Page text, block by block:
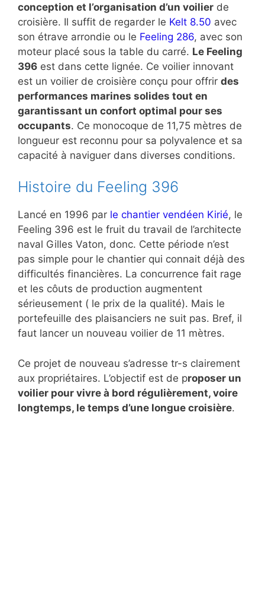
conception et l’organisation d’un voilier de
croisière. Il suffit de regarder le Kelt 8.50 avec
son étrave arrondie ou le Feeling 286, avec son
moteur placé sous la table du carré. Le Feeling
396 est dans cette lignée. Ce voilier innovant
est un voilier de croisière conçu pour offrir des
performances marines solides tout en
garantissant un confort optimal pour ses
occupants. Ce monocoque de 11,75 mètres de
longueur est reconnu pour sa polyvalence et sa
capacité à naviguer dans diverses conditions.
Histoire du Feeling 396
Lancé en 1996 par le chantier vendéen Kirié, le
Feeling 396 est le fruit du travail de l’architecte
naval Gilles Vaton, donc. Cette période n’est
pas simple pour le chantier qui connait déjà des
difficultés financières. La concurrence fait rage
et les côuts de production augmentent
sérieusement ( le prix de la qualité). Mais le
portefeuille des plaisanciers ne suit pas. Bref, il
faut lancer un nouveau voilier de 11 mètres.
Ce projet de nouveau s’adresse tr-s clairement
aux propriétaires. L’objectif est de proposer un
voilier pour vivre à bord régulièrement, voire
longtemps, le temps d’une longue croisière.